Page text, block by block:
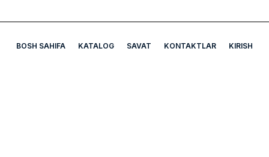
BOSH SAHIFA KATALOG SAVAT KONTAKTLAR KIRISH